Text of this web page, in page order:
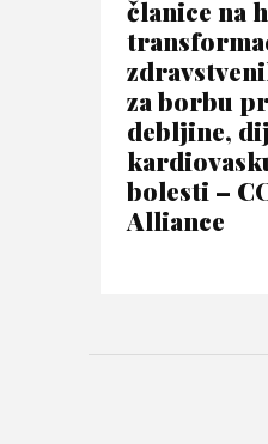
članice na
za borbu
debljine,
bolesti –
Alliance